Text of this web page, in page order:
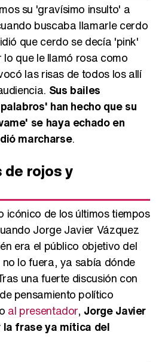
su 'gravísimo insulto' a
buscaba llamarle cerdo
que cerdo se decía 'pink'
lo que le llamó rosa como
las risas de todos los allí
Sus bailes
han hecho que su
se haya echado en
marcharse.
de rojos y
icónico de los últimos tiempos
Jorge Javier Vázquez
era el público objetivo del
lo fuera, ya sabía dónde
una fuerte discusión con
pensamiento político
al presentador, Jorge Javier
la frase ya mítica del